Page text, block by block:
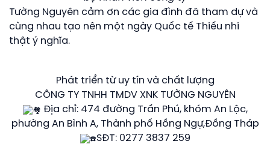
Tường Nguyên cảm ơn các gia đình đã tham dự và
cùng nhau tạo nên một ngày Quốc tế Thiếu nhi
thật ý nghĩa.
Phát triển từ uy tín và chất lượng
CÔNG TY TNHH TMDV XNK TƯỜNG NGUYÊN
Địa chỉ: 474 đường Trần Phú, khóm An Lộc,
phường An Bình A, Thành phố Hồng Ngự,Đồng Tháp
SĐT: 0277 3837 259